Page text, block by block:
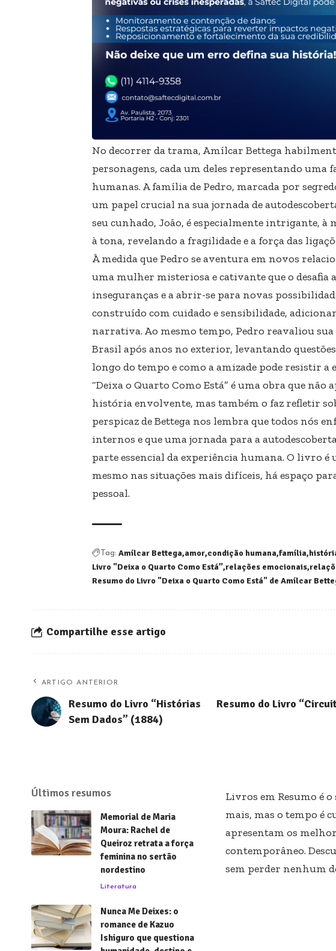
No decorrer da trama, Amílcar Bettega
personagens, cada um deles representando uma
humanas. A família de Pedro, marcada por
um papel crucial na sua jornada de
seu cunhado, João, é especialmente intrigante, à
à tona, revelando a fragilidade e a força das
À medida que Pedro se aventura em novos
uma mulher misteriosa e cativante que o
inseguranças e a abrir-se para novas
construído com cuidado e sensibilidade,
narrativa. Ao mesmo tempo, Pedro reavaliou
Brasil após anos no exterior, levantando
longo do tempo e como a amizade pode resistir a
“Deixa o Quarto Como Está” é uma obra que não
história envolvente, mas também o faz refletir
perspicaz de Bettega nos lembra que todos nós
internos e que uma jornada para a
parte essencial da experiência humana. O livro é
mesmo nas situações mais difíceis, há espaço
pessoal.
Tag: Amílcar Bettega amor condição humana família
Livro "Deixa o Quarto Como Está” relações emocionais
Resumo do Livro "Deixa o Quarto Como Está" de Amílcar
Compartilhe esse artigo
ARTIGO ANTERIOR
Resumo do Livro “Histórias
Sem Dados” (1884)
Resumo do Livro
Últimos resumos
Memorial de Maria
Moura: Rachel de
Queiroz retrata a força
feminina no sertão
nordestino
Literatura
Nunca Me Deixes: o
romance de Kazuo
Ishiguro que questiona
Livros em Resumo é
mais, mas o tempo é
apresentam os
contemporâneo.
sem perder nenhum